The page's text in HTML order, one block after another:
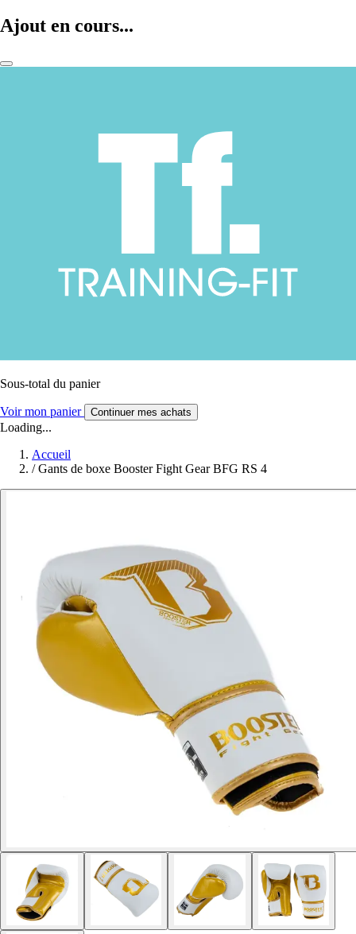
Ajout en cours...
Sous-total du panier
Voir mon panier Continuer mes achats
Loading...
Accueil
/ Gants de boxe Booster Fight Gear BFG RS 4